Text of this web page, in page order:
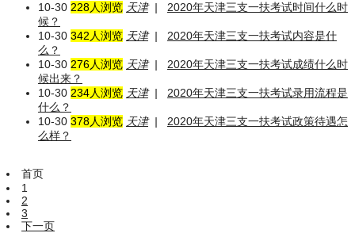
10-30 228人浏览 天津|
2020年天津三支一扶考试时间什么时
候？
10-30 342人浏览 天津|
2020年天津三支一扶考试内容是什
么？
10-30 276人浏览 天津|
2020年天津三支一扶考试成绩什么时
候出来？
10-30 234人浏览 天津|
2020年天津三支一扶考试录用流程是
什么？
10-30 378人浏览 天津|
2020年天津三支一扶考试政策待遇怎
么样？
首页
1
2
3
下一页